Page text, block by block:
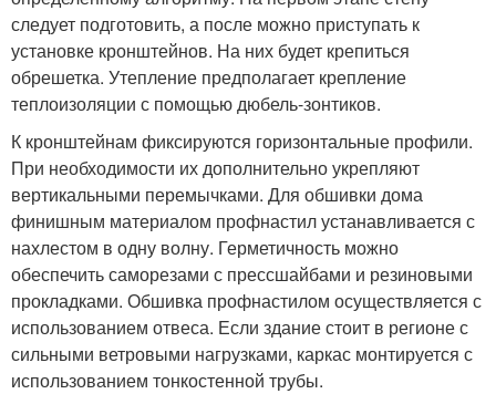
следует подготовить, а после можно приступать к
установке кронштейнов. На них будет крепиться
обрешетка. Утепление предполагает крепление
теплоизоляции с помощью дюбель-зонтиков.
К кронштейнам фиксируются горизонтальные профили.
При необходимости их дополнительно укрепляют
вертикальными перемычками. Для обшивки дома
финишным материалом профнастил устанавливается с
нахлестом в одну волну. Герметичность можно
обеспечить саморезами с прессшайбами и резиновыми
прокладками. Обшивка профнастилом осуществляется с
использованием отвеса. Если здание стоит в регионе с
сильными ветровыми нагрузками, каркас монтируется с
использованием тонкостенной трубы.